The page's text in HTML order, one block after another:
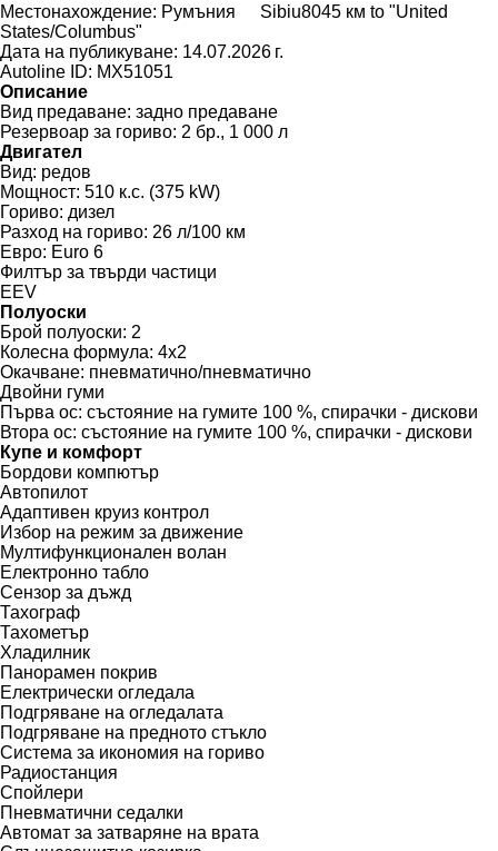
Местонахождение: Румъния Sibiu8045 км to "United
States/Columbus"
Дата на публикуване: 14.07.2026 г.
Autoline ID: MX51051
Описание
Вид предаване: задно предаване
Резервоар за гориво: 2 бр., 1 000 л
Двигател
Вид: редов
Мощност: 510 к.с. (375 kW)
Гориво: дизел
Разход на гориво: 26 л/100 км
Евро: Euro 6
Филтър за твърди частици
EEV
Полуоски
Брой полуоски: 2
Колесна формула: 4x2
Окачване: пневматично/пневматично
Двойни гуми
Първа ос: състояние на гумите 100 %, спирачки - дискови
Втора ос: състояние на гумите 100 %, спирачки - дискови
Купе и комфорт
Бордови компютър
Автопилот
Адаптивен круиз контрол
Избор на режим за движение
Мултифункционален волан
Електронно табло
Сензор за дъжд
Тахограф
Тахометър
Хладилник
Панорамен покрив
Електрически огледала
Подгряване на огледалата
Подгряване на предното стъкло
Система за икономия на гориво
Радиостанция
Спойлери
Пневматични седалки
Автомат за затваряне на врата